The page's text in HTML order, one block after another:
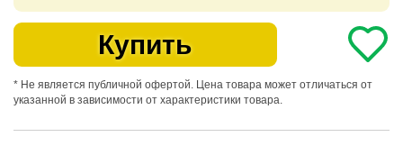
Купить
* Не является публичной офертой. Цена товара может отличаться от
указанной в зависимости от характеристики товара.